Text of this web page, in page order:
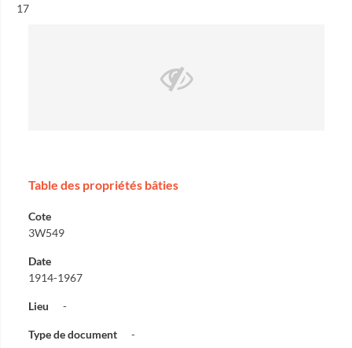
Résultat n°
17
Table des propriétés bâties
Cote
3W549
Date
1914-1967
Lieu -
Type de document -